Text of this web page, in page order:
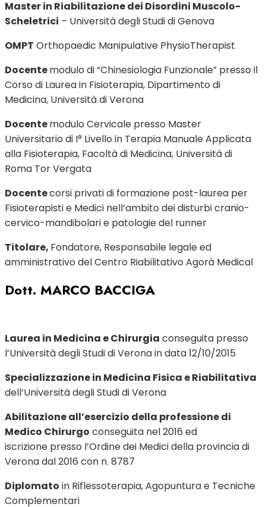
Master in Riabilitazione dei Disordini Muscolo-
Scheletrici – Università degli Studi di Genova
OMPT Orthopaedic Manipulative PhysioTherapist
Docentemodulo di “Chinesiologia Funzionale” presso il
Corso di Laurea in Fisioterapia, Dipartimento di
Medicina, Università di Verona
Docentemodulo Cervicale presso Master
Universitario di I° Livello in Terapia Manuale Applicata
alla Fisioterapia, Facoltà di Medicina, Università di
Roma Tor Vergata
Docentecorsi privati di formazione post-laurea per
Fisioterapisti e Medici nell’ambito dei disturbi cranio-
cervico-mandibolari e patologie del runner
Titolare, Fondatore, Responsabile legale ed
amministrativo del Centro Riabilitativo Agorà Medical
Dott. MARCO BACCIGA
Laurea in Medicina e Chirurgia conseguita presso
l’Università degli Studi di Verona in data 12/10/2015
Specializzazione in Medicina Fisica e Riabilitativa
dell’Università degli Studi di Verona
Abilitazione all’esercizio della professione di
Medico Chirurgo conseguita nel 2016 ed
iscrizione presso l’Ordine dei Medici della provincia di
Verona dal 2016 con n. 8787
Diplomato in Riflessoterapia, Agopuntura e Tecniche
Complementari